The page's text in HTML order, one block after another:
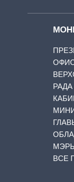
РАДА
ВСЕ